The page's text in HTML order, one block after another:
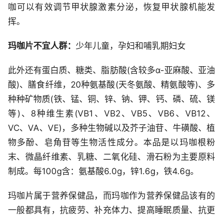
咖可以有效调节甲状腺激素分泌，恢复甲状腺机能发
挥。
玛咖片不宜人群： 少年儿童，孕妇和哺乳期妇女
此外还有蛋白质、糖类、脂肪酸(含较多α-亚麻酸、亚油
酸)、膳食纤维，20种氨基酸(天冬氨酸、精氨酸等)、多
种种矿物质(铁、锰、铜、锌、钠、钾、钙、磷、硫、镁
等)、8种维生素(VB1、VB2、VB5、VB6、VB12、
VC、VA、VE)，多种生物碱以及芥子油苷、牛磺酸、植
物多酚、皂角苷等生物活性成分。本品是以玛咖根粉
末、微晶纤维素、乳糖、二氧化硅、滑石粉为主要原料
制成。每100g含：氨基酸6.0g，锌1.6g，铁4.6g。
玛咖片属于营养保健品，而玛咖作为营养保健品该有的
一般都具有，抗疲劳、补充体力、提高睡眠质量、抗更